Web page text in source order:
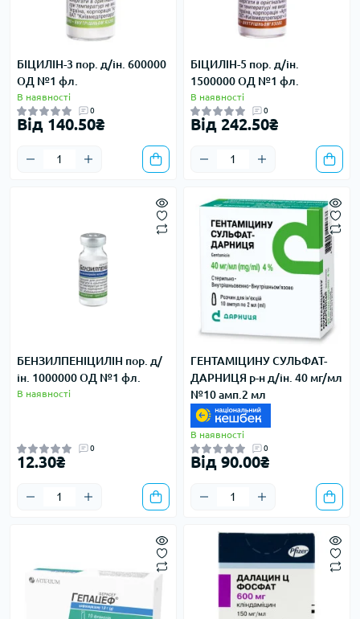
БІЦИЛІН-3 пор. д/ін. 600000
ОД №1 фл.
В наявності
0
Від 140.50₴
БІЦИЛІН-5 пор. д/ін.
1500000 ОД №1 фл.
В наявності
0
Від 242.50₴
БЕНЗИЛПЕНІЦИЛІН пор. д/
ін. 1000000 ОД №1 фл.
В наявності
0
12.30₴
ГЕНТАМІЦИНУ СУЛЬФАТ-
ДАРНИЦЯ р-н д/ін. 40 мг/мл
№10 амп.2 мл
В наявності
0
Від 90.00₴